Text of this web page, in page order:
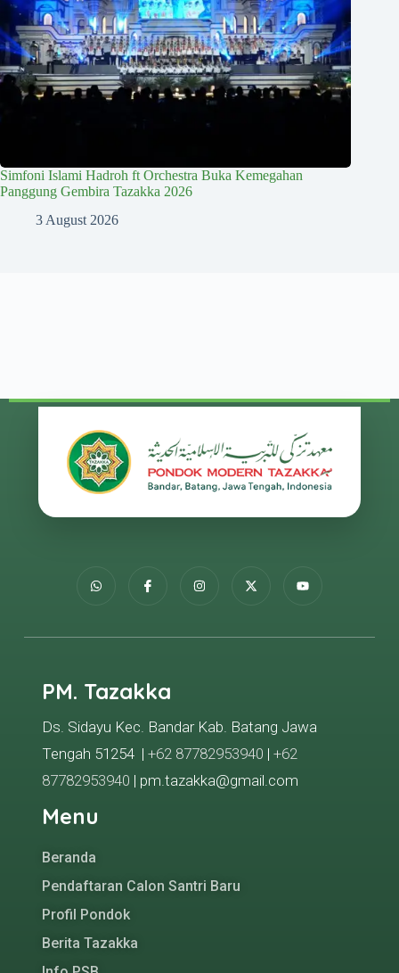
Simfoni Islami Hadroh ft Orchestra Buka Kemegahan
Panggung Gembira Tazakka 2026
3 August 2026
PM. Tazakka
Ds. Sidayu Kec. Bandar Kab. Batang Jawa
Tengah 51254 | +62 87782953940 | +62
87782953940 | pm.tazakka@gmail.com
Menu
Beranda
Pendaftaran Calon Santri Baru
Profil Pondok
Berita Tazakka